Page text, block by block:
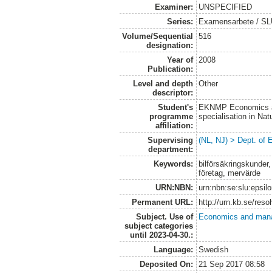
Examiner:
UNSPECIFIED
Series:
Examensarbete /
Volume/Sequential
designation:
516
Year of
Publication:
2008
Level and depth
descriptor:
Other
Student's
programme
affiliation:
EKNMP Economics
specialisation in
Supervising
department:
(NL, NJ) > Dept. of
Keywords:
företag, mervärde
URN:NBN:
Permanent URL:
http://urn.kb.se/
Subject. Use of
subject categories
until 2023-04-30.:
Economics and
Language:
Swedish
Deposited On:
21 Sep 2017 08:58